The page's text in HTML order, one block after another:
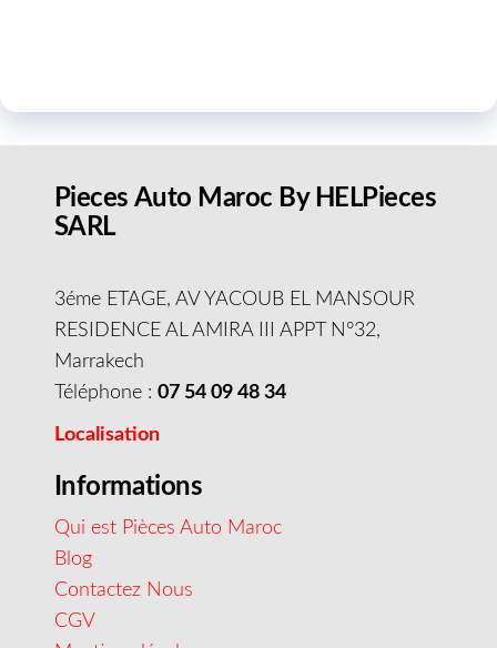
Pieces Auto Maroc By HELPieces
SARL
3éme ETAGE, AV YACOUB EL MANSOUR
RESIDENCE AL AMIRA III APPT N°32,
Marrakech
Téléphone : 07 54 09 48 34
Localisation
Informations
Qui est Pièces Auto Maroc
Blog
Contactez Nous
CGV